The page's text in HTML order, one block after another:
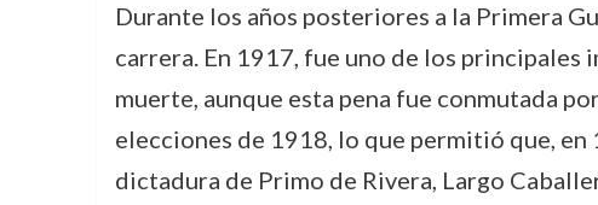
Durante los años posteriores a la Primera
carrera. En 1917, fue uno de los principales
muerte, aunque esta pena fue conmutada
elecciones de 1918, lo que permitió que,
dictadura de Primo de Rivera, Largo